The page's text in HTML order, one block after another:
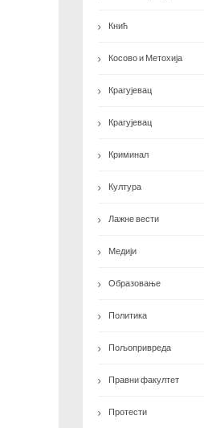
Кнић
Косово и Метохија
Крагујевац
Крагујевац
Криминал
Култура
Лажне вести
Медији
Образовање
Политика
Пољопривреда
Правни факултет
Протести